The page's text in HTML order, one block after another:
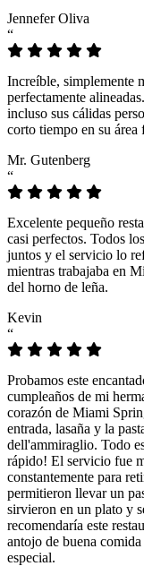
Jennefer Oliva
“
Increíble, simplemente
perfectamente
incluso sus cálidas
corto tiempo en su área
Mr. Gutenberg
“
Excelente pequeño
casi perfectos. Todos
juntos y el servicio lo
mientras trabajaba en
del horno de leña.
Kevin
“
Probamos este
cumpleaños de mi
corazón de Miami
entrada, lasaña y la
dell'ammiraglio. Todo
rápido! El servicio fue
constantemente para
permitieron llevar un
sirvieron en un plato y
recomendaría este
antojo de buena
especial.